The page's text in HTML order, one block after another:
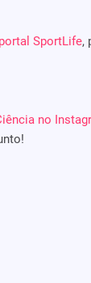
portal SportLife,
no